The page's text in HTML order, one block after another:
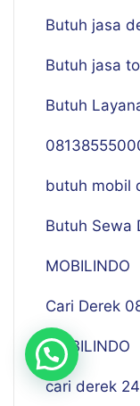
Butuh jasa
Butuh jasa
Butuh
butuh mobil
Butuh Sewa
MOBILINDO
Cari Derek
MOBILINDO
cari derek